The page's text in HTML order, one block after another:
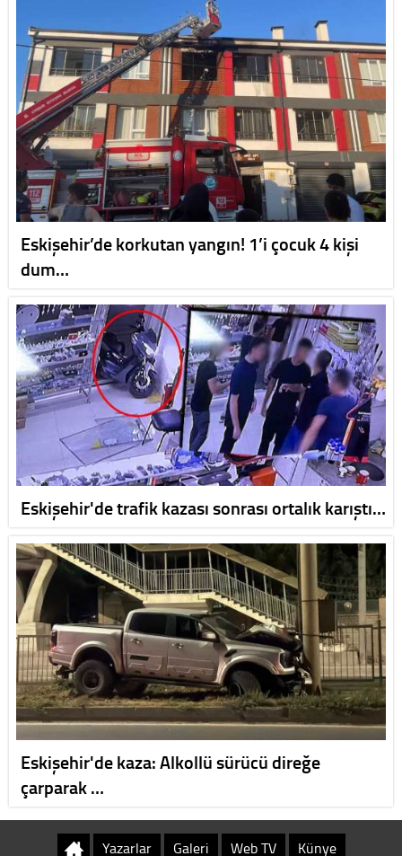
Eskişehir’de korkutan yangın! 1’i çocuk 4 kişi
dum…
Eskişehir'de trafik kazası sonrası ortalık karıştı…
Eskişehir'de kaza: Alkollü sürücü direğe
çarparak …
Yazarlar Galeri Web TV Künye